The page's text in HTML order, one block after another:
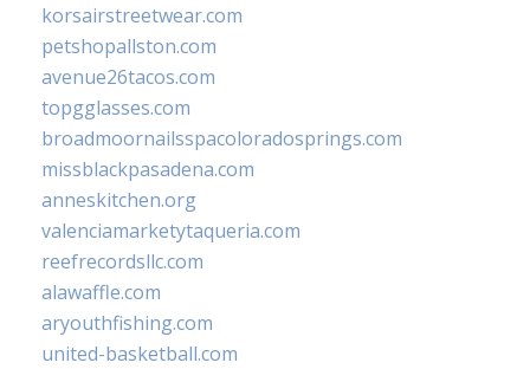
korsairstreetwear.com
petshopallston.com
avenue26tacos.com
topgglasses.com
broadmoornailsspacoloradosprings.com
missblackpasadena.com
anneskitchen.org
valenciamarketytaqueria.com
reefrecordsllc.com
alawaffle.com
aryouthfishing.com
united-basketball.com